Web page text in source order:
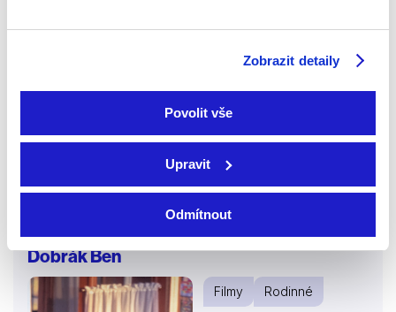
Zobrazit detaily
Povolit vše
Upravit
Odmítnout
strýci i strýčkova oblíbeného komorníka Vlastimila
uzavřenou pracovní smlouvu. Ta je podmínkou k
získání dědictví. Chytráček se o nového pána stará
stejně oddaně, jako se staral o jeho strýce. To však
Dobrák Ben
Filmy Rodinné